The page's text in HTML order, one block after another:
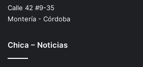
Calle 42 #9-35
Montería - Córdoba
Chica – Noticias